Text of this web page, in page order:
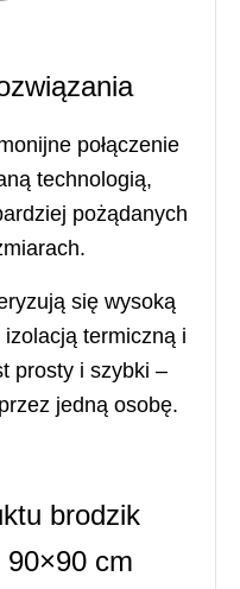
połączenie
technologią,
pożądanych
się wysoką
termiczną i
prosty i szybki –
jedną osobę.
brodzik
90×90 cm